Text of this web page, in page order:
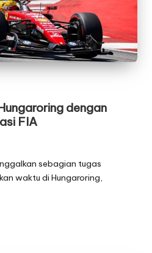
dengan
FIA
sebagian tugas
waktu di Hungaroring,